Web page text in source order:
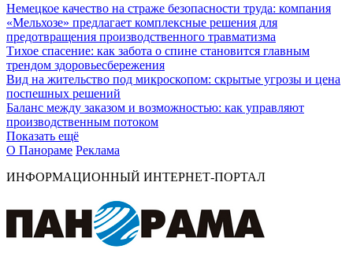
Немецкое качество на страже безопасности труда: компания
«Мельхозе» предлагает комплексные решения для
предотвращения производственного травматизма
Тихое спасение: как забота о спине становится главным
трендом здоровьесбережения
Вид на жительство под микроскопом: скрытые угрозы и цена
поспешных решений
Баланс между заказом и возможностью: как управляют
производственным потоком
Показать ещё
О Панораме Реклама
ИНФОРМАЦИОННЫЙ ИНТЕРНЕТ-ПОРТАЛ